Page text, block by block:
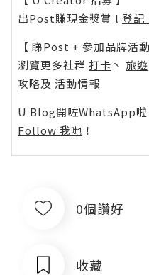
出Post賺現金獎賞 l 登記
【 睇Post + 參加品牌活動
瀏覽更多社群 打卡 丶 旅遊
攻略及 活動情報
U Blog開咗WhatsApp啦
Follow 我哋 ！
0個讚好
收藏